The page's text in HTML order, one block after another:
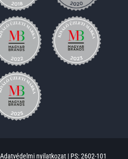
Adatvédelmi nyilatkozat | PS: 2602-101